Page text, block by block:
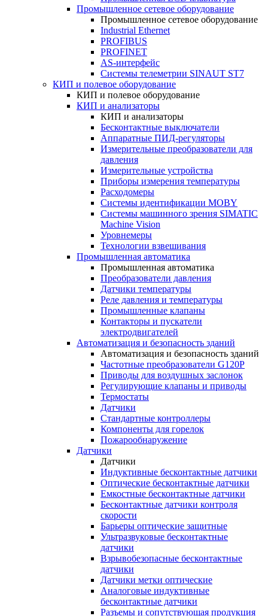
Промышленное сетевое оборудование
Промышленное сетевое оборудование
Industrial Ethernet
PROFIBUS
PROFINET
AS-интерфейс
Системы телеметрии SINAUT ST7
КИП и полевое оборудование
КИП и полевое оборудование
КИП и анализаторы
КИП и анализаторы
Бесконтактные выключатели
Аппаратные ПИД-регуляторы
Измерительные преобразователи для
давления
Измерительные устройства
Приборы измерения температуры
Расходомеры
Системы идентификации MOBY
Системы машинного зрения SIMATIC
Machine Vision
Уровнемеры
Технологии взвешивания
Промышленная автоматика
Промышленная автоматика
Преобразователи давления
Датчики температуры
Реле давления и температуры
Промышленные клапаны
Контакторы и пускатели
электродвигателей
Автоматизация и безопасность зданий
Автоматизация и безопасность зданий
Частотные преобразователи G120P
Приводы для воздушных заслонок
Регулирующие клапаны и приводы
Термостаты
Датчики
Стандартные контроллеры
Компоненты для горелок
Пожарообнаружение
Датчики
Датчики
Индуктивные бесконтактные датчики
Оптические бесконтактные датчики
Емкостные бесконтактные датчики
Бесконтактные датчики контроля
скорости
Барьеры оптические защитные
Ультразвуковые бесконтактные
датчики
Взрывобезопасные бесконтактные
датчики
Датчики метки оптические
Аналоговые индуктивные
бесконтактные датчики
Разъемы и сопутствующая продукция